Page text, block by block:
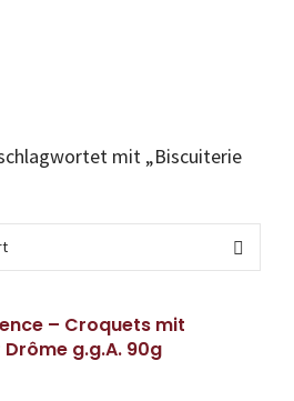
mit „Biscuiterie
– Croquets mit
g.g.A. 90g